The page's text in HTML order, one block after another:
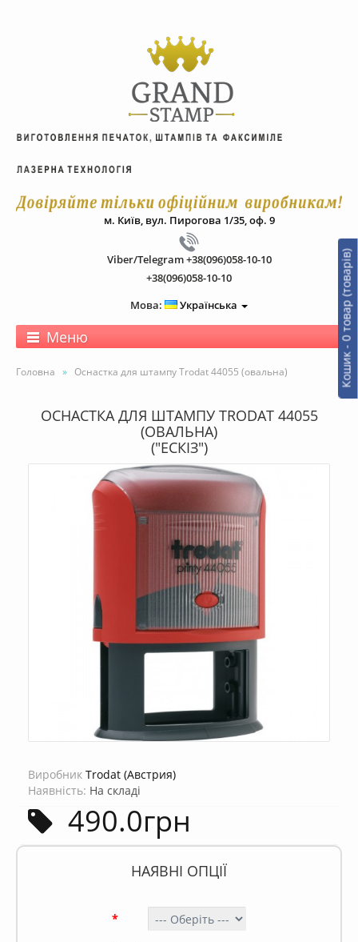
м. Київ, вул. Пирогова 1/35, оф. 9
Viber/Telegram +38(096)058-10-10
+38(096)058-10-10
Мова:
Українська
Кошик -
0
т
о
в
а
р
(
т
о
в
а
р
і
в
)
-
0
.
0
г
р
Меню
Головна Оснастка для штампу Trodat 44055 (овальна)
ОСНАСТКА ДЛЯ ШТАМПУ TRODAT 44055
(ОВАЛЬНА)
("ЕСКІЗ")
Виробник Trodat (Австрия)
Наявність: На складі
490.0грн
НАЯВНІ ОПЦІЇ
*